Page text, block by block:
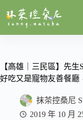
至
容【高雄｜三民區】先
好吃又是寵物友善餐廳
抹茶控桑尼
2019 年 10 月